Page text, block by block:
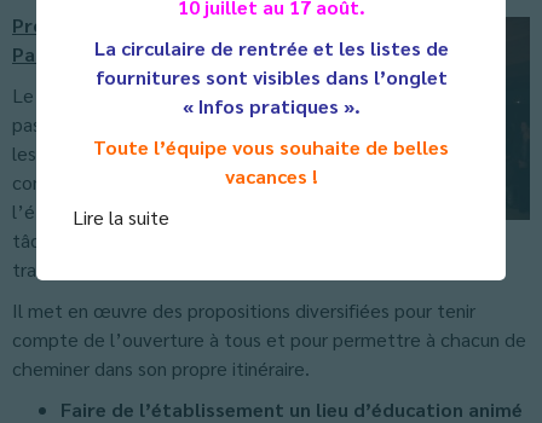
10 juillet au 17 août.
La circulaire de rentrée et les listes de
fournitures sont visibles dans l’onglet
« Infos pratiques ».
Toute l’équipe vous souhaite de belles
vacances !
Lire la suite
Projet d’animation
Pastorale
Le projet d’animation
pastorale rejoint toutes
les dimensions et toute la
communauté de
l’établissement dans sa
tâche éducative, dans son
travail d’enseignement et dans sa proposition de la foi.
Il met en œuvre des propositions diversifiées pour tenir
compte de l’ouverture à tous et pour permettre à chacun de
cheminer dans son propre itinéraire.
Faire de l’établissement un lieu d’éducation animé